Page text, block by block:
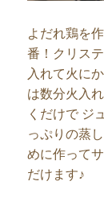
よだれ鶏を
番！クリス
入れて火に
は数分火入
くだけで ジ
っぷりの蒸
めに作って
だけます♪